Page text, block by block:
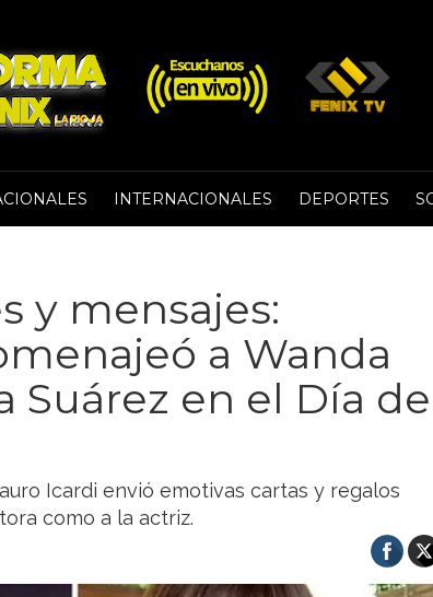
INTERNACIONALES DEPORTES
y mensajes:
a Wanda
Suárez en el Día de
Icardi envió emotivas cartas y regalos
como a la actriz.